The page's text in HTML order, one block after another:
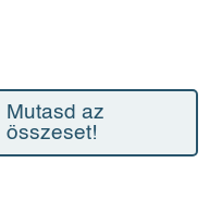
Mutasd az
összeset!